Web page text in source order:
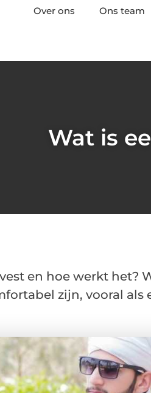
Over ons Ons team
Wat is
en hoe werkt het?
zijn, vooral als